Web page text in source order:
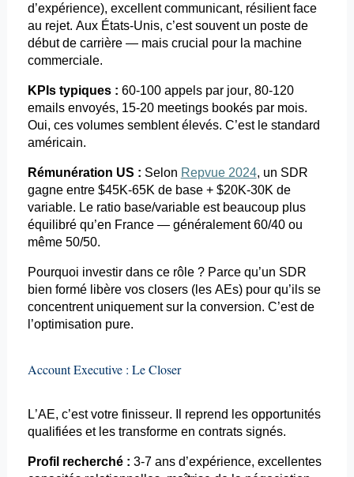
d’expérience), excellent communicant, résilient face
au rejet. Aux États-Unis, c’est souvent un poste de
début de carrière — mais crucial pour la machine
commerciale.
KPIs typiques : 60-100 appels par jour, 80-120
emailsenvoyés, 15-20 meetings bookés par mois.
Oui, ces volumes semblent élevés. C’est le standard
américain.
Rémunération US : Selon Repvue 2024, un SDR
gagne entre $45K-65K de base + $20K-30K de
variable. Le ratio base/variable est beaucoup plus
équilibré qu’en France — généralement 60/40 ou
même 50/50.
Pourquoi investir dans ce rôle ? Parce qu’un SDR
bien formé libère vos closers(les AEs) pour qu’ils se
concentrent uniquement sur la conversion. C’est de
l’optimisation pure.
Account Executive: LeCloser
L’AE, c’est votre finisseur. Il reprend les opportunités
qualifiées et les transforme en contrats signés.
Profil recherché : 3-7 ans d’expérience, excellentes